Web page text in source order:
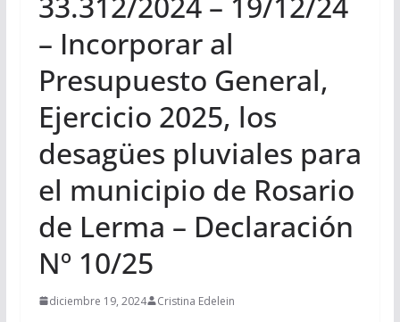
– Incorporar al
Presupuesto General,
Ejercicio 2025, los
desagües pluviales para
el municipio de Rosario
de Lerma – Declaración
Nº 10/25
diciembre 19, 2024 Cristina Edelein